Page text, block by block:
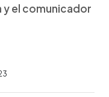
y el comunicador